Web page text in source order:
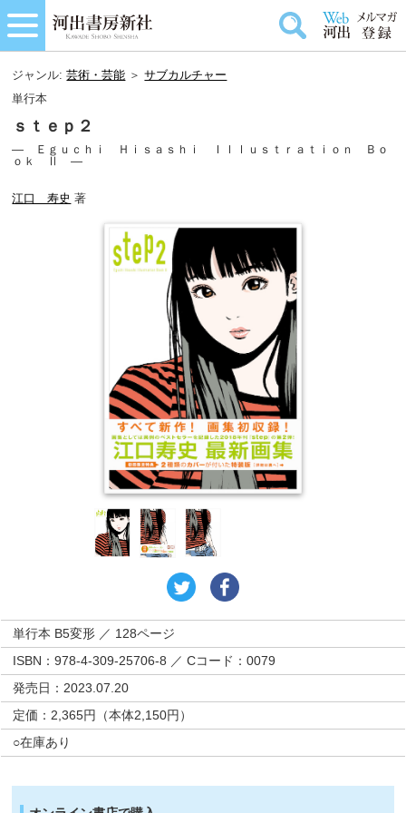
ジャンル:芸術・芸能 ＞サブカルチャー
単行本
ｓｔｅｐ２
― Ｅｇｕｃｈｉ Ｈｉｓａｓｈｉ Ｉｌｌｕｓｔｒａｔｉｏｎ Ｂｏ
ｏｋ Ⅱ ―
江口 寿史 著
単行本 B5変形 ／ 128ページ
ISBN：978-4-309-25706-8 ／ Cコード：0079
発売日：2023.07.20
定価：2,365円（本体2,150円）
○在庫あり